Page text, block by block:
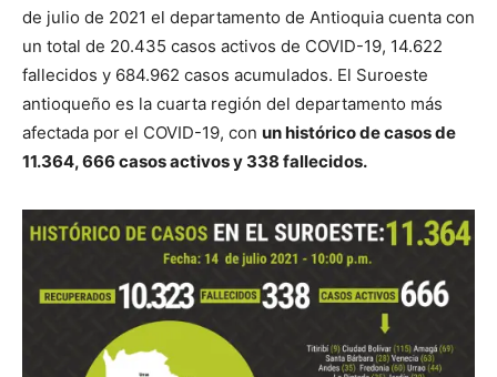
de julio de 2021 el departamento de Antioquia cuenta con
un total de 20.435 casos activos de COVID-19, 14.622
fallecidos y 684.962 casos acumulados. El Suroeste
antioqueño es la cuarta región del departamento más
afectada por el COVID-19, con un histórico de casos de
11.364, 666 casos activos y 338 fallecidos.